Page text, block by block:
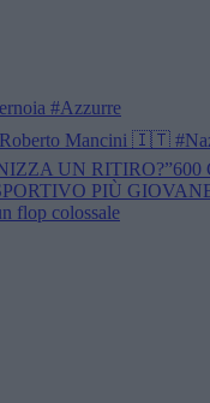
#Azzurre
Mancini 🇮🇹
UN
PIÙ
flop colossale